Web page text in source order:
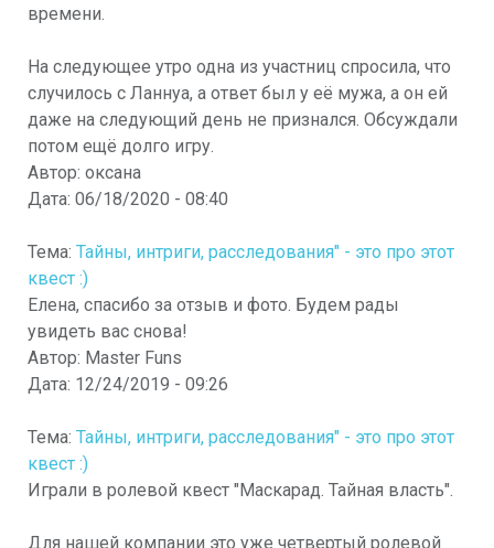
времени.
На следующее утро одна из участниц спросила, что
случилось с Ланнуа, а ответ был у её мужа, а он ей
даже на следующий день не признался. Обсуждали
потом ещё долго игру.
Автор: оксана
Дата: 06/18/2020 - 08:40
Тема: Тайны, интриги, расследования" - это про этот
квест :)
Елена, спасибо за отзыв и фото. Будем рады
увидеть вас снова!
Автор: Master Funs
Дата: 12/24/2019 - 09:26
Тема: Тайны, интриги, расследования" - это про этот
квест :)
Играли в ролевой квест "Маскарад. Тайная власть".
Для нашей компании это уже четвертый ролевой